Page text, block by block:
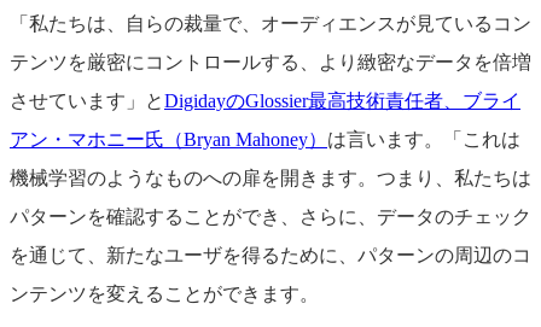
「私たちは、自らの裁量で、オーディエンスが見ているコン
テンツを厳密にコントロールする、より緻密なデータを倍増
させています」とDigidayのGlossier最高技術責任者、ブライ
アン・マホニー氏（Bryan Mahoney） は言います。「これは
機械学習のようなものへの扉を開きます。つまり、私たちは
パターンを確認することができ、さらに、データのチェック
を通じて、新たなユーザを得るために、パターンの周辺のコ
ンテンツを変えることができます。